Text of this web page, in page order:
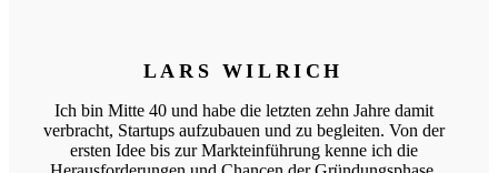
LARS WILRICH
Ich bin Mitte 40 und habe die letzten zehn Jahre damit
verbracht, Startups aufzubauen und zu begleiten. Von der
ersten Idee bis zur Markteinführung kenne ich die